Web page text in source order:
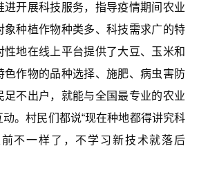
进开展科技服务， 指导疫情期间农业
象种植作物种类多、科技需求广的特
性地在线上平台提供了大豆、玉米和
色作物的品种选择、施肥、病虫害防
足不出户，就能与全国最专业的农业
。村民们都说“现在种地都得讲究科
不一样了，不学习新技术就落后